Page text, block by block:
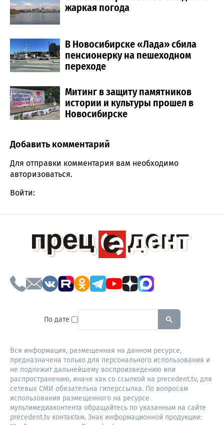
жаркая погода
В Новосибирске «Лада» сбила
пенсионерку на пешеходном
переходе
Митинг в защиту памятников
истории и культуры прошел в
Новосибирске
Comment section
Добавить комментарий
Для отправки комментария вам необходимо
авторизоваться.
Войти:
По дате To search this site, enter a
Вся информация, размещенная на данном ресурсе,
предназначена только для персонального использования и
не подлежит дальнейшему воспроизведению или
распространению, иначе как со ссылкой на precedent.tv, для
сетевых СМИ обязательна гиперссылка. По вопросам
использования размещенного на ресурсе
мультимедиаконтента обращайтесь по указанным на сайте
precedent.tv контактам. Знак информационной продукции: